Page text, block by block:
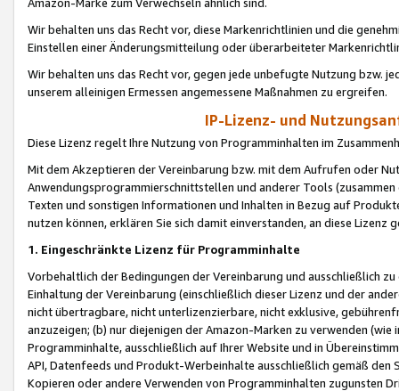
Wir behalten uns das Recht vor, diese Markenrichtlinien und die
Einstellen einer Änderungsmitteilung oder überarbeiteter
Wir behalten uns das Recht vor, gegen jede unbefugte Nutzung bzw.
unserem alleinigen Ermessen angemessene Maßnahmen zu ergreifen.
IP-Lizenz- und
Diese Lizenz regelt Ihre Nutzung von Programminhalten im
Mit dem Akzeptieren der Vereinbarung bzw. mit dem Aufrufen oder
Anwendungsprogrammierschnittstellen und anderer Tools (zusammen
Texten und sonstigen Informationen und Inhalten in Bezug auf
nutzen können, erklären Sie sich damit einverstanden, an diese Lizenz
1. Eingeschränkte Lizenz für Programminhalte
Vorbehaltlich der Bedingungen der Vereinbarung und ausschließlich
Einhaltung der Vereinbarung (einschließlich dieser Lizenz und der
nicht übertragbare, nicht unterlizenzierbare, nicht exklusive,
anzuzeigen; (b) nur diejenigen der Amazon-Marken zu verwenden
Programminhalte, ausschließlich auf Ihrer Website und in
API, Datenfeeds und Produkt-Werbeinhalte ausschließlich gemäß
Kopieren oder andere Verwenden von Programminhalten zugunsten